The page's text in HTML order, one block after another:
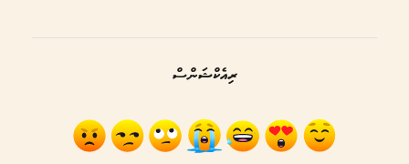
ރިއެކްޝަންސް